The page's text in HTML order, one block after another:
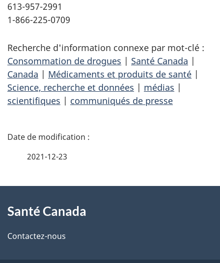
613-957-2991
1-866-225-0709
Recherche d'information connexe par mot-clé :
Consommation de drogues | Santé Canada |
Canada | Médicaments et produits de santé |
Science, recherche et données | médias |
scientifiques | communiqués de presse
D
i
l
2021-12-23
propos
de
Santé Canada
Contactez-nous